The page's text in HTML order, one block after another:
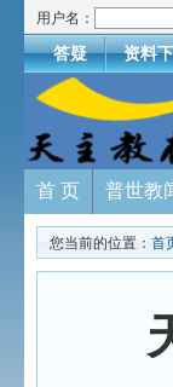
用户名：
答疑 资料
首 页 普世教
您当前的位置： 首